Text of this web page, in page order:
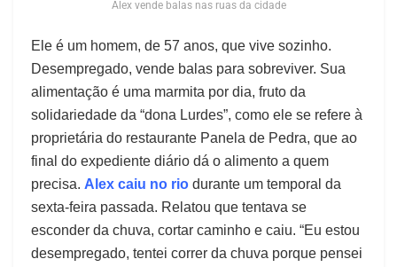
Alex vende balas nas ruas da cidade
Ele é um homem, de 57 anos, que vive sozinho.
Desempregado, vende balas para sobreviver. Sua
alimentação é uma marmita por dia, fruto da
solidariedade da “dona Lurdes”, como ele se refere à
proprietária do restaurante Panela de Pedra, que ao
final do expediente diário dá o alimento a quem
precisa. Alex caiu no rio durante um temporal da
sexta-feira passada. Relatou que tentava se
esconder da chuva, cortar caminho e caiu. “Eu estou
desempregado, tentei correr da chuva porque pensei